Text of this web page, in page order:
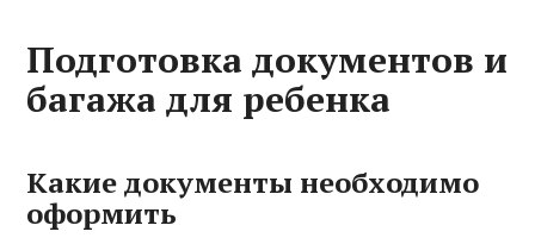
Подготовка документов и
багажа для ребенка
Какие документы необходимо
оформить